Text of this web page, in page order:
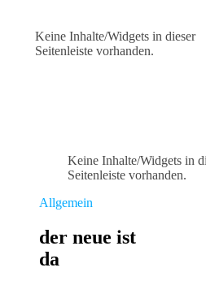
Keine Inhalte/Widgets in dieser
Seitenleiste vorhanden.
Keine Inhalte/Widgets in
Seitenleiste vorhanden.
Allgemein
der neue ist
da